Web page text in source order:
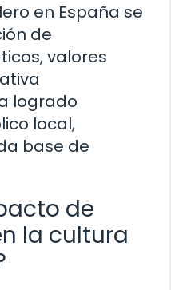
en España se
de
valores
logrado
local,
base de
de
la cultura